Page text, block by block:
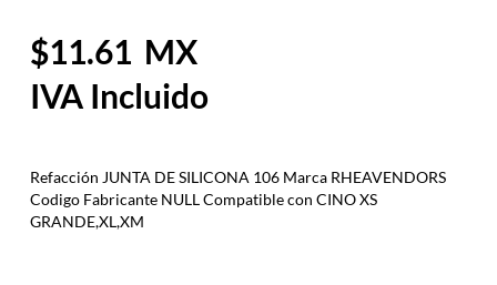
11.61
Refacción JUNTA DE SILICONA 106 Marca RHEAVENDORS
Codigo Fabricante NULL Compatible con CINO XS
GRANDE,XL,XM